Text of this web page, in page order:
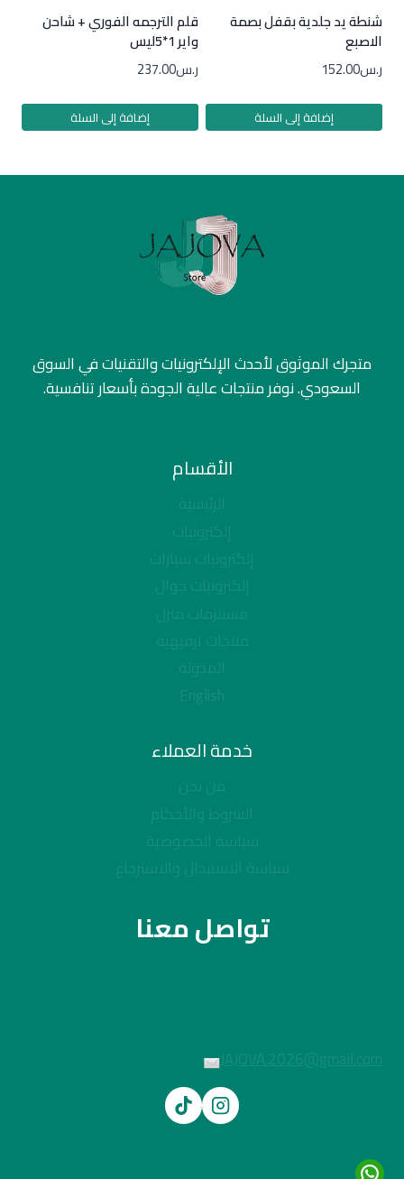
شنطة يد جلدية بقفل بصمة
الاصبع
ر.س152.00
إضافة إلى السلة
قلم الترجمه الفوري + شاحن
واير 1*5ليس
ر.س237.00
إضافة إلى السلة
متجرك الموثوق لأحدث الإلكترونيات والتقنيات في السوق
السعودي. نوفر منتجات عالية الجودة بأسعار تنافسية.
الأقسام
الرئيسية
إلكترونيات
إلكترونيات سيارات
إلكترونيات جوال
مستلزمات منزل
منتجات ترفيهيه
المدونة
English
خدمة العملاء
من نحن
الشروط والأحكام
سياسة الخصوصية
سياسة الاستبدال والاسترجاع
تواصل معنا
JAJOVA.2026@gmail.com